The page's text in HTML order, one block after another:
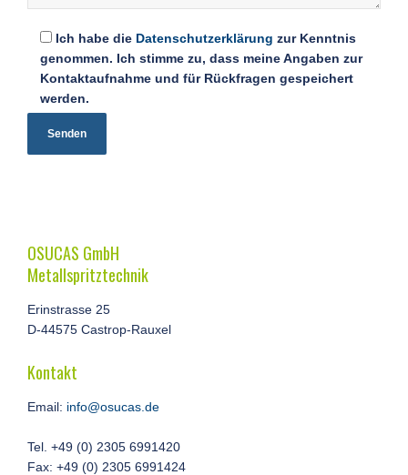
Ich habe die Datenschutzerklärung zur Kenntnis
genommen. Ich stimme zu, dass meine Angaben zur
Kontaktaufnahme und für Rückfragen gespeichert
werden.
OSUCAS GmbH
Metallspritztechnik
Erinstrasse 25
D-44575 Castrop-Rauxel
Kontakt
Email: info@osucas.de
Tel. +49 (0) 2305 6991420
Fax: +49 (0) 2305 6991424